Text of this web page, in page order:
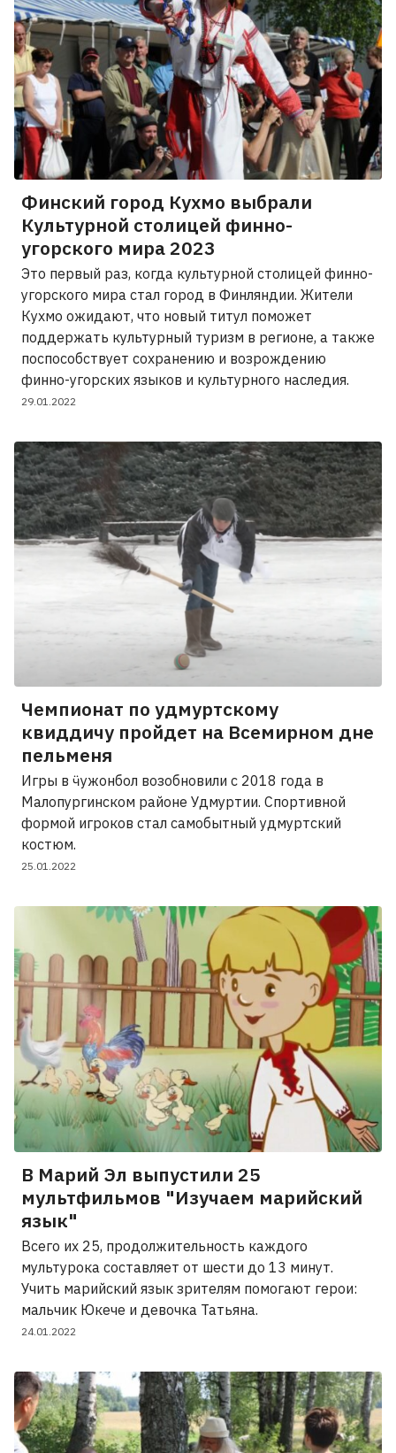
Финский город Кухмо выбрали
Культурной столицей финно-
угорского мира 2023
Это первый раз, когда культурной столицей финно-
угорского мира стал город в Финляндии. Жители
Кухмо ожидают, что новый титул поможет
поддержать культурный туризм в регионе, а также
поспособствует сохранению и возрождению
финно-угорских языков и культурного наследия.
29.01.2022
Чемпионат по удмуртскому
квиддичу пройдет на Всемирном дне
пельменя
Игры в ӵужонбол возобновили с 2018 года в
Малопургинском районе Удмуртии. Спортивной
формой игроков стал самобытный удмуртский
костюм.
25.01.2022
В Марий Эл выпустили 25
мультфильмов "Изучаем марийский
язык"
Всего их 25, продолжительность каждого
мультурока составляет от шести до 13 минут.
Учить марийский язык зрителям помогают герои:
мальчик Юкече и девочка Татьяна.
24.01.2022